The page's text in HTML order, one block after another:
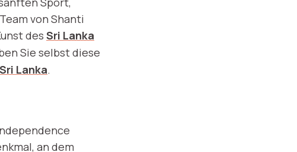
von Shanti
des Sri Lanka
Sie selbst diese
Lanka.
an dem